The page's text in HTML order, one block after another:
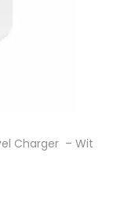
Charger – Wit